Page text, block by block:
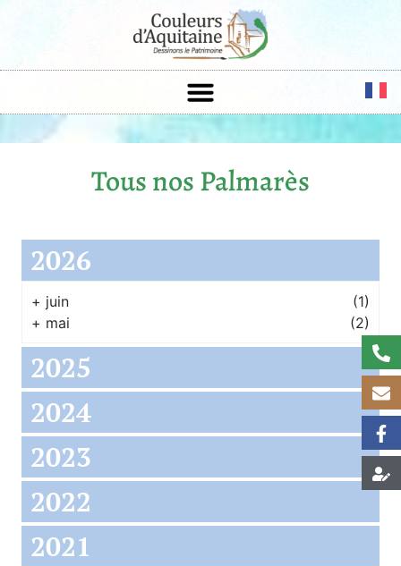
Tous nos Palmarès
2026
+ juin
(1)
+ mai (2)
2025
2024
2023
2022
2021